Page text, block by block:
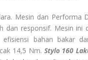
Mesin dan Performa
dan responsif. Mesin ini
bahan bakar
14,5 Nm. Stylo 160